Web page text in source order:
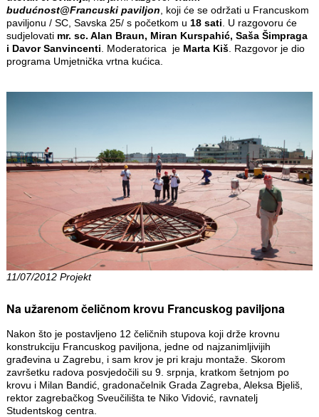
budućnost@Francuski paviljon , koji će se održati u Francuskom
paviljonu / SC, Savska 25/ s početkom u 18 sati . U razgovoru će
sudjelovati mr. sc. Alan Braun, Miran Kurspahić, Saša Šimpraga
i Davor Sanvincenti . Moderatorica je Marta Kiš. Razgovor je dio
programa Umjetnička vrtna kućica.
11/07/2012 Projekt
Na užarenom čeličnom krovu Francuskog paviljona
Nakon što je postavljeno 12 čeličnih stupova koji drže krovnu
konstrukciju Francuskog paviljona, jedne od najzanimljivijih
građevina u Zagrebu, i sam krov je pri kraju montaže. Skorom
završetku radova posvjedočili su 9. srpnja, kratkom šetnjom po
krovu i Milan Bandić, gradonačelnik Grada Zagreba, Aleksa Bjeliš,
rektor zagrebačkog Sveučilišta te Niko Vidović, ravnatelj
Studentskog centra.